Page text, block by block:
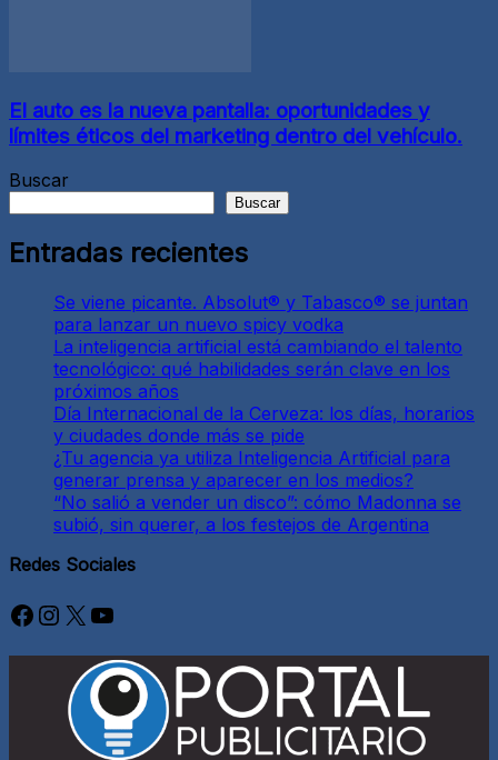
El auto es la nueva pantalla: oportunidades y
límites éticos del marketing dentro del vehículo.
Buscar
Buscar
Entradas recientes
Se viene picante. Absolut® y Tabasco® se juntan
para lanzar un nuevo spicy vodka
La inteligencia artificial está cambiando el talento
tecnológico: qué habilidades serán clave en los
próximos años
Día Internacional de la Cerveza: los días, horarios
y ciudades donde más se pide
¿Tu agencia ya utiliza Inteligencia Artificial para
generar prensa y aparecer en los medios?
“No salió a vender un disco”: cómo Madonna se
subió, sin querer, a los festejos de Argentina
Redes Sociales
Facebook
Instagram
X YouTube